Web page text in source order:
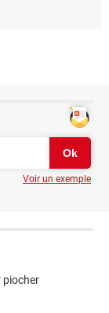
Voir un exemple
piocher